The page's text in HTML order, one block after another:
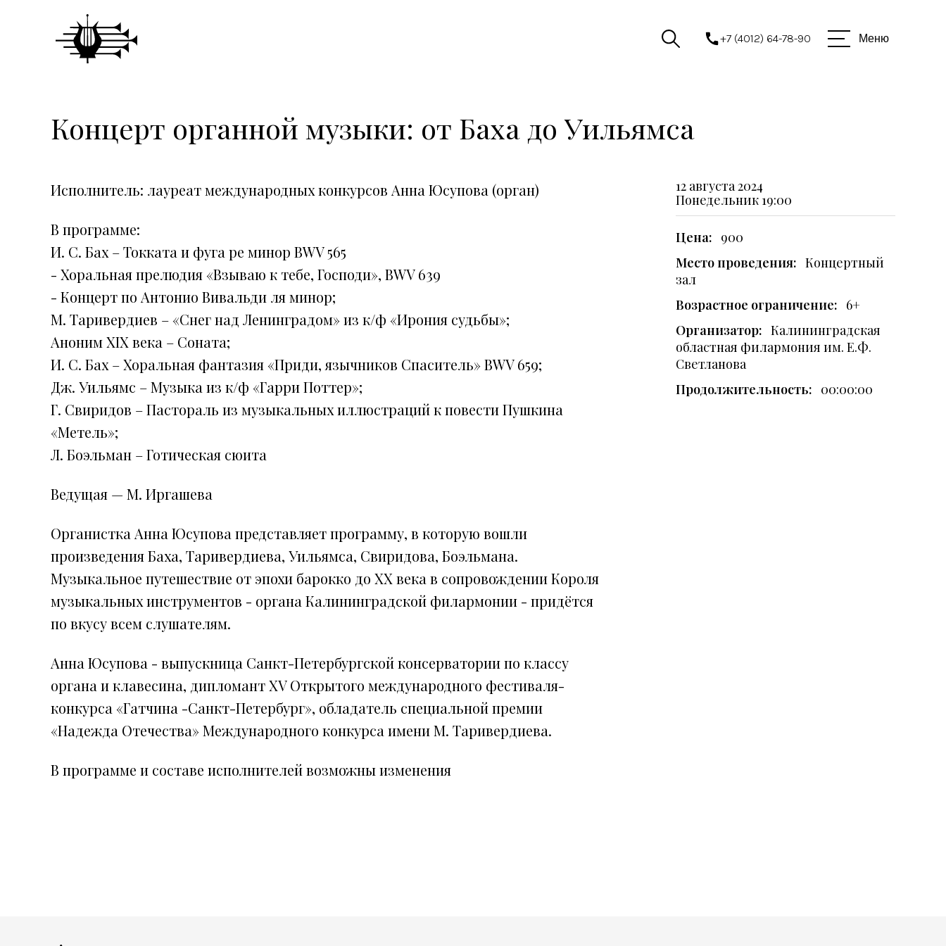
+7 (4012) 64-78-90 Меню
Концерт органной музыки: от Баха до Уильямса
Исполнитель: лауреат международных конкурсов Анна Юсупова (орган)
В программе:
И. С. Бах – Токката и фуга ре минор BWV 565
- Хоральная прелюдия «Взываю к тебе, Господи», BWV 639
- Концерт по Антонио Вивальди ля минор;
М. Таривердиев – «Снег над Ленинградом» из к/ф «Ирония судьбы»;
Аноним XIX века – Соната;
И. С. Бах – Хоральная фантазия «Приди, язычников Спаситель» BWV 659;
Дж. Уильямс – Музыка из к/ф «Гарри Поттер»;
Г. Свиридов – Пастораль из музыкальных иллюстраций к повести Пушкина
«Метель»;
Л. Боэльман – Готическая сюита
Ведущая — М. Иргашева
Органистка Анна Юсупова представляет программу, в которую вошли
произведения Баха, Таривердиева, Уильямса, Свиридова, Боэльмана.
Музыкальное путешествие от эпохи барокко до XX века в сопровождении Короля
музыкальных инструментов - органа Калининградской филармонии - придётся
по вкусу всем слушателям.
Анна Юсупова - выпускница Санкт-Петербургской консерватории по классу
органа и клавесина, дипломант XV Открытого международного фестиваля-
конкурса «Гатчина -Санкт-Петербург», обладатель специальной премии
«Надежда Отечества» Международного конкурса имени М. Таривердиева.
В программе и составе исполнителей возможны изменения
12 августа 2024
Понедельник 19:00
Цена: 900
Место проведения: Концертный
зал
Возрастное ограничение: 6+
Организатор: Калининградская
областная филармония им. Е.Ф.
Светланова
Продолжительность: 00:00:00